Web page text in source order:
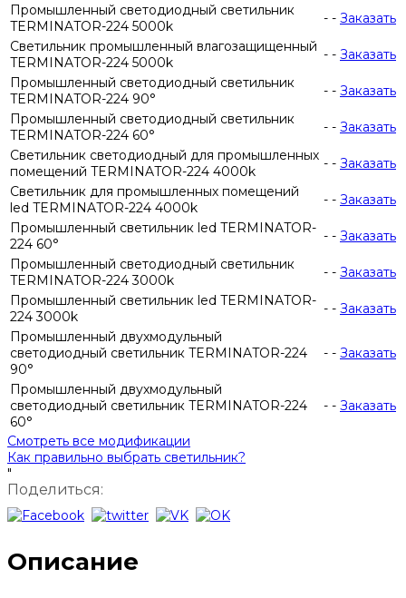
Промышленный светодиодный светильник
TERMINATOR-224 5000k
- - Заказать
Светильник промышленный влагозащищенный
TERMINATOR-224 5000k
- - Заказать
Промышленный светодиодный светильник
TERMINATOR-224 90°
- - Заказать
Промышленный светодиодный светильник
TERMINATOR-224 60°
- - Заказать
Светильник светодиодный для промышленных
помещений TERMINATOR-224 4000k
- - Заказать
Светильник для промышленных помещений
led TERMINATOR-224 4000k
- - Заказать
Промышленный светильник led TERMINATOR-
224 60°
- - Заказать
Промышленный светодиодный светильник
TERMINATOR-224 3000k
- - Заказать
Промышленный светильник led TERMINATOR-
224 3000k
- - Заказать
Промышленный двухмодульный
светодиодный светильник TERMINATOR-224
90°
- - Заказать
Промышленный двухмодульный
светодиодный светильник TERMINATOR-224
60°
- - Заказать
Смотреть все модификации
Как правильно выбрать светильник?
"
Поделиться:
Описание